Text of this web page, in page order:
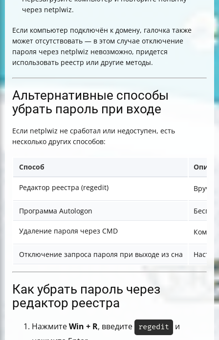
через netplwiz.
Если компьютер подключён к домену, галочка также
может отсутствовать — в этом случае отключение
пароля через netplwiz невозможно, придется
использовать реестр или другие методы.
Альтернативные способы
убрать пароль при входе
Если netplwiz не сработал или недоступен, есть
несколько других способов:
Способ
Редактор реестра (regedit)
Программа Autologon
Удаление пароля через CMD
Отключение запроса пароля при выходе из сна
Как убрать пароль через
редактор реестра
НажмитеWin + R, введите regedit
и